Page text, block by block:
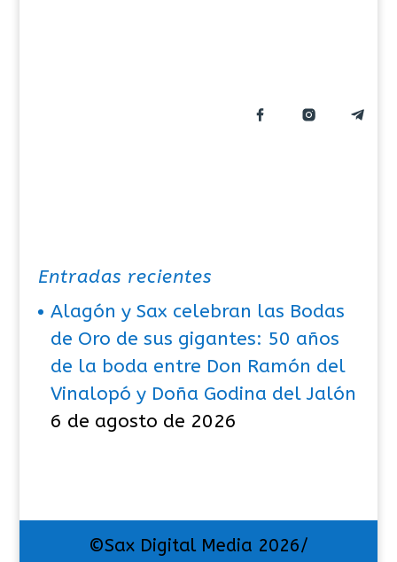
Entradas recientes
Alagón y Sax celebran las Bodas
de Oro de sus gigantes: 50 años
de la boda entre Don Ramón del
Vinalopó y Doña Godina del Jalón
6 de agosto de 2026
©Sax Digital Media 2026/